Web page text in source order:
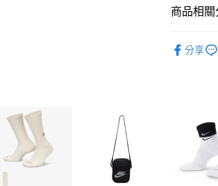
聯邦商
台新國
【關於「
【「
１．於結
付」結帳
２．訂單
每筆
每筆
商品相關
分享